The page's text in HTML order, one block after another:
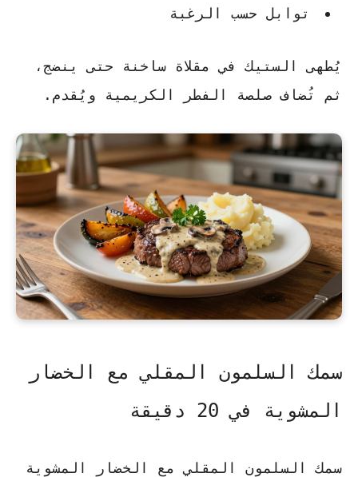
توابل حسب الرغبة
يُطهى الستيك في مقلاة ساخنة حتى ينضج،
ثم تُضاف صلصة الفطر الكريمية ويُقدم.
سمك السلمون المقلي مع الخضار
المشوية في 20 دقيقة
سمك السلمون المقلي مع الخضار المشوية